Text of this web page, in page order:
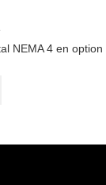
NEMA 4 en option